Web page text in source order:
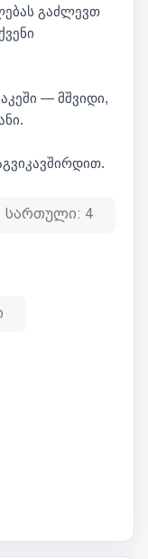
გაძლევთ
— მშვიდი,
სართული: 4